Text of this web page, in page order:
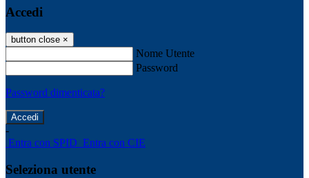
Accedi
button close ×
Nome Utente
Password
Password dimenticata?
-
Entra con SPID Entra con CIE
Seleziona utente